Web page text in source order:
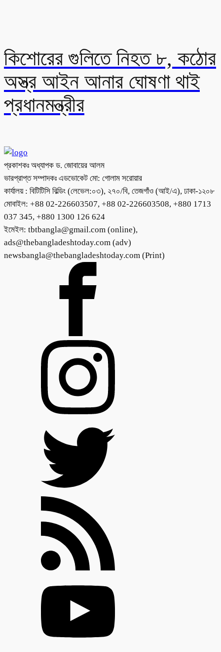
কিশোরের গুলিতে নিহত ৮, কঠোর
অস্ত্র আইন আনার ঘোষণা থাই
প্রধানমন্ত্রীর
প্রকাশকঃ অধ্যাপক ড. জোবায়ের আলম
ভারপ্রাপ্ত সম্পাদকঃ এডভোকেট মো: গোলাম সরোয়ার
কার্যালয় : বিটিটিসি বিল্ডিং (লেভেল:০৩), ২৭০/বি, তেজগাঁও (আই/এ), ঢাকা-১২০৮
মোবাইল: +88 02-226603507, +88 02-226603508, +880 1713
037 345, +880 1300 126 624
ইমেইল: tbtbangla@gmail.com (online),
ads@thebangladeshtoday.com (adv)
newsbangla@thebangladeshtoday.com (Print)